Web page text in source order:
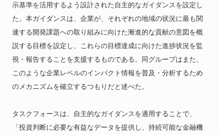
示基準を活用するよう設計された自主的なガイダンスを設定し
た。本ガイダンスは、企業が、それぞれの地域の状況に最も関
連する開発課題への取り組みに向けた漸進的な貢献の意図を概
説する目標を設定し、これらの目標達成に向けた進捗状況を監
視・報告することを支援するものである。同グループはまた、
このような企業レベルのインパクト情報を普及・分析するため
のメカニズムを確立するつもりだと述べた。
タスクフォースは、自主的なガイダンスを適用することで、
「投資判断に必要な有益なデータを提供し、持続可能な金融機